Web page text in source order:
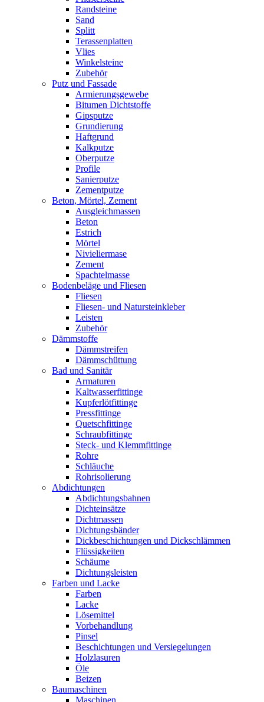
Randsteine
Sand
Splitt
Terassenplatten
Vlies
Winkelsteine
Zubehör
Putz und Fassade
Armierungsgewebe
Bitumen Dichtstoffe
Gipsputze
Grundierung
Haftgrund
Kalkputze
Oberputze
Profile
Sanierputze
Zementputze
Beton, Mörtel, Zement
Ausgleichmassen
Beton
Estrich
Mörtel
Nivieliermase
Zement
Spachtelmasse
Bodenbeläge und Fliesen
Fliesen
Fliesen- und Natursteinkleber
Leisten
Zubehör
Dämmstoffe
Dämmstreifen
Dämmschüttung
Bad und Sanitär
Armaturen
Kaltwasserfittinge
Kupferlötfittinge
Pressfittinge
Quetschfittinge
Schraubfittinge
Steck- und Klemmfittinge
Rohre
Schläuche
Rohrisolierung
Abdichtungen
Abdichtungsbahnen
Dichteinsätze
Dichtmassen
Dichtungsbänder
Dickbeschichtungen und Dickschlämmen
Flüssigkeiten
Schäume
Dichtungsleisten
Farben und Lacke
Farben
Lacke
Lösemittel
Vorbehandlung
Pinsel
Beschichtungen und Versiegelungen
Holzlasuren
Öle
Beizen
Baumaschinen
Maschinen